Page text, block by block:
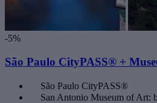
-5%
São Paulo CityPASS® +
São Paulo CityPASS®
San Antonio Museum of Art: